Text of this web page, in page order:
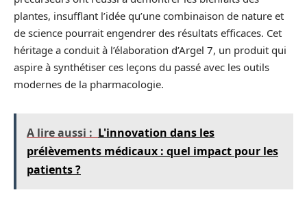
plantes, insufflant l’idée qu’une combinaison de nature et
de science pourrait engendrer des résultats efficaces. Cet
héritage a conduit à l’élaboration d’Argel 7, un produit qui
aspire à synthétiser ces leçons du passé avec les outils
modernes de la pharmacologie.
A lire aussi : L'innovation dans les
prélèvements médicaux : quel impact pour les
patients ?